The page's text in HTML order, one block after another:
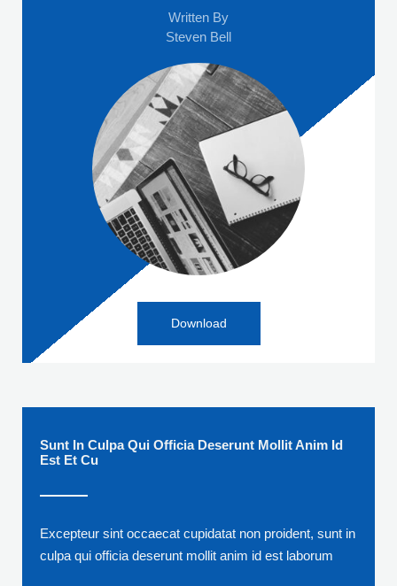
Written By
Steven Bell
Download
Sunt In Culpa Qui Officia Deserunt Mollit Anim Id
Est Et Cu
Excepteur sint occaecat cupidatat non proident, sunt in
culpa qui officia deserunt mollit anim id est laborum